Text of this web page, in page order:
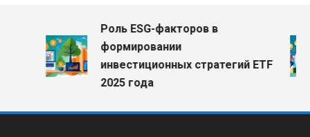
Роль ESG-факторов в
формировании
инвестиционных стратегий ETF
2025 года